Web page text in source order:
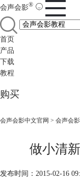
会声会影®
首页
产品
下载
教程
购买
会声会影中文官网 > 会声会
做小清
发布时间：2015-02-16